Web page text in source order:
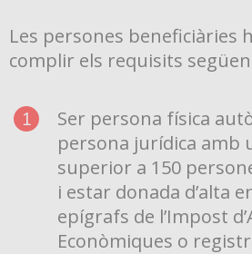
Les persones beneficiàries
complir els requisits
Ser persona física
persona jurídica amb
superior a 150
i estar donada d’alta
epígrafs de l’Impost
Econòmiques o